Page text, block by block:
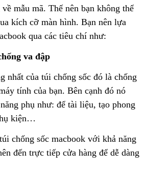
mẫu mã. Thế nên bạn không thể
kích cỡ màn hình. Bạn nên lựa
qua các tiêu chí như:
va đập
nhất của túi chống sốc đó là chống
tính của bạn. Bên cạnh đó nó
phụ như: để tài liệu, tạo phong
kiện…
chống sốc macbook với khả năng
đến trực tiếp cửa hàng để dễ dàng